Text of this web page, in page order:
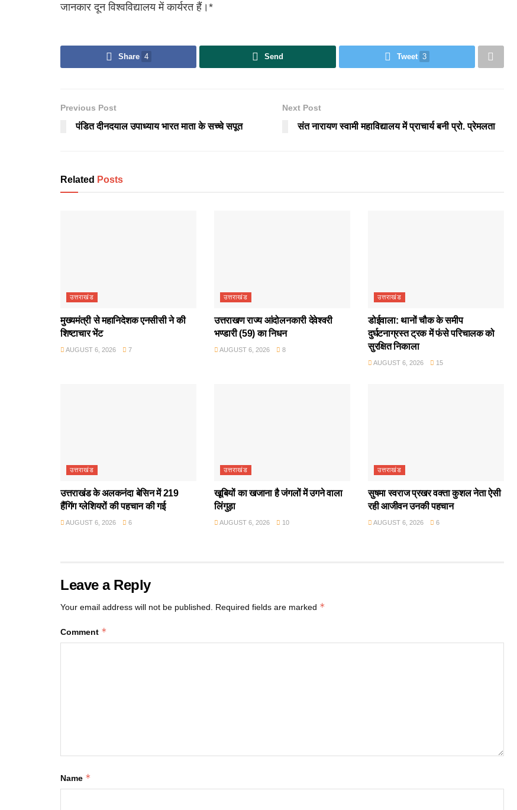
जानकार दून विश्वविद्यालय में कार्यरत हैं।*
Share 4 Send Tweet 3
Previous Post
पंडित दीनदयाल उपाध्याय भारत माता के सच्चे सपूत
Next Post
संत नारायण स्वामी महाविद्यालय में प्राचार्य बनी प्रो. प्रेमलता
Related Posts
उत्तराखंड
मुख्यमंत्री से महानिदेशक एनसीसी ने की
शिष्टाचार भेंट
AUGUST 6, 2026 7
उत्तराखंड
उत्तराखण राज्य आंदोलनकारी देवेश्वरी
भण्डारी (59) का निधन
AUGUST 6, 2026 8
उत्तराखंड
डोईवाला: थानों चौक के समीप
दुर्घटनाग्रस्त ट्रक में फंसे परिचालक को
सुरक्षित निकाला
AUGUST 6, 2026 15
उत्तराखंड
उत्तराखंड के अलकनंदा बेसिन में 219
हैंगिंग ग्लेशियरों की पहचान की गई
AUGUST 6, 2026 6
उत्तराखंड
खूबियों का खजाना है जंगलों में उगने वाला
लिंगुड़ा
AUGUST 6, 2026 10
उत्तराखंड
सुषमा स्वराज प्रखर वक्ता कुशल नेता ऐसी
रही आजीवन उनकी पहचान
AUGUST 6, 2026 6
Leave a Reply
Your email address will not be published. Required fields are marked *
Comment *
Name *